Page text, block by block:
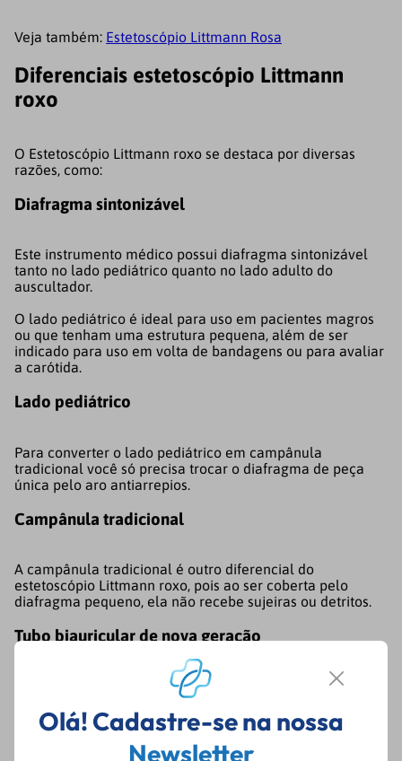
Olá! Cadastre-se na nossa
Newsletter
Veja também: Estetoscópio Littmann Rosa
Diferenciais estetoscópio Littmann
roxo
O Estetoscópio Littmann roxo se destaca por diversas
razões, como:
Diafragma sintonizável
Este instrumento médico possui diafragma sintonizável
tanto no lado pediátrico quanto no lado adulto do
auscultador.
O lado pediátrico é ideal para uso em pacientes magros
ou que tenham uma estrutura pequena, além de ser
indicado para uso em volta de bandagens ou para avaliar
a carótida.
Lado pediátrico
Para converter o lado pediátrico em campânula
tradicional você só precisa trocar o diafragma de peça
única pelo aro antiarrepios.
Campânula tradicional
A campânula tradicional é outro diferencial do
estetoscópio Littmann roxo, pois ao ser coberta pelo
diafragma pequeno, ela não recebe sujeiras ou detritos.
Tubo biauricular de nova geração
Esse modelo de tubo tem maior durabilidade e resistência
contra fatores como uso de álcool e contra a própria
oleosidade da pele, o que reduz as chances de manchas.
Sem látex de borracha natural